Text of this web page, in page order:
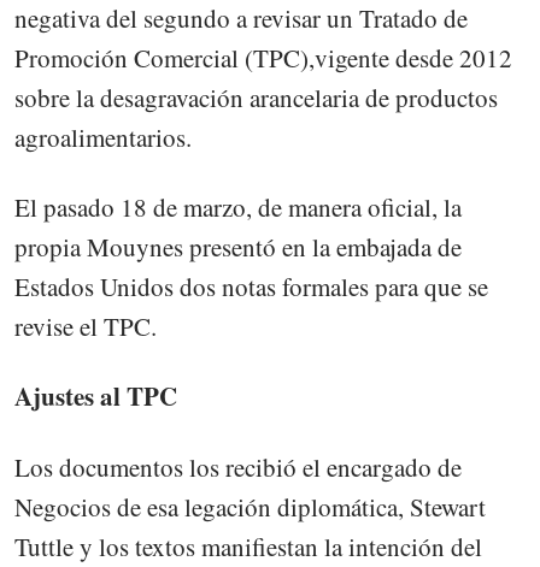
negativa del segundo a revisar un Tratado de
Promoción Comercial (TPC),vigente desde 2012
sobre la desagravación arancelaria de productos
agroalimentarios.
El pasado 18 de marzo, de manera oficial, la
propia Mouynes presentó en la embajada de
Estados Unidos dos notas formales para que se
revise el TPC.
Ajustes al TPC
Los documentos los recibió el encargado de
Negocios de esa legación diplomática, Stewart
Tuttle y los textos manifiestan la intención del